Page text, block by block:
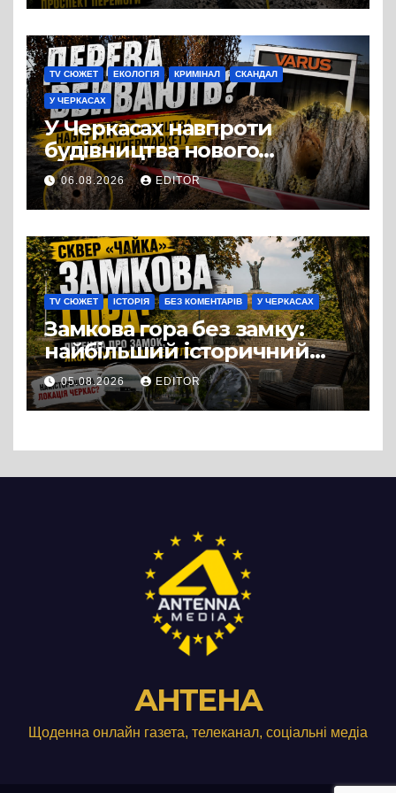
TV СЮЖЕТ ЕКОЛОГІЯ КРИМІНАЛ СКАНДАЛ
У ЧЕРКАСАХ
У Черкасах навпроти
будівництва нового
супермаркету VARUS на
проспекті Перемоги всохли
дерева. І це навряд чи
можна назвати
випадковістю
06.08.2026 EDITOR
TV СЮЖЕТ ІСТОРІЯ БЕЗ КОМЕНТАРІВ У ЧЕРКАСАХ
Замкова гора без замку:
найбільший історичний
міф Черкас
05.08.2026 EDITOR
АНТЕНА
Щоденна онлайн газета, телеканал, соціальні медіа